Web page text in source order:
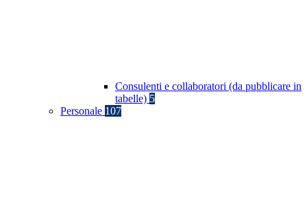
Consulenti e collaboratori (da pubblicare in
tabelle) 5
Personale 107